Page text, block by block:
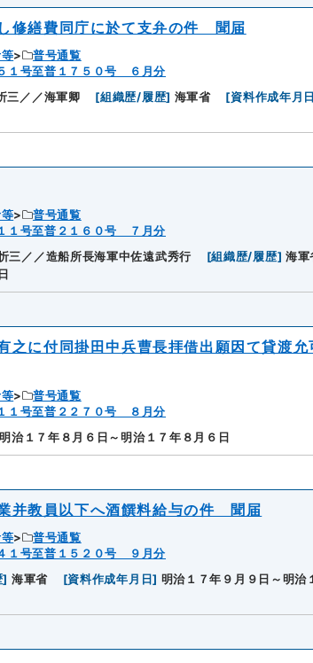
修繕費同庁に於て支弁の件 聞届
普号通覧
号至普１７５０号 ６月分
三／／海軍卿 [組織歴/履歴] 海軍省 [資料作成年月
普号通覧
号至普２１６０号 ７月分
三／／造船所長海軍中佐遠武秀行 [組織歴/履歴] 海軍
之に付同掛田中兵曹長拝借出願因て貸渡允
普号通覧
号至普２２７０号 ８月分
明治１７年８月６日～明治１７年８月６日
并教員以下へ酒饌料給与の件 聞届
普号通覧
号至普１５２０号 ９月分
] 海軍省 [資料作成年月日] 明治１７年９月９日～明治